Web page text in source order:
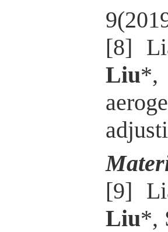
[8]
Liu*,
[9]
Liu*,